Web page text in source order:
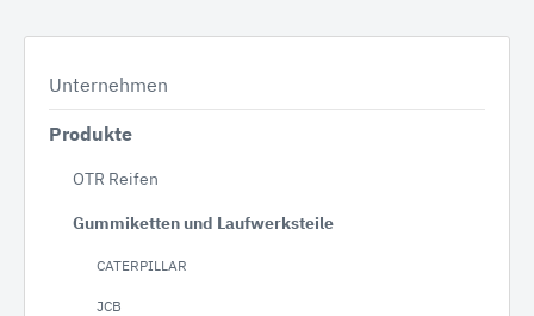
Unternehmen
Produkte
OTR Reifen
Gummiketten und Laufwerksteile
CATERPILLAR
JCB